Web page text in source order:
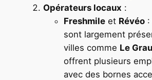
Opérateurs locaux :
Freshmileet Révéo:
sont largement
villes comme Le
offrent plusieurs
avec des bornes